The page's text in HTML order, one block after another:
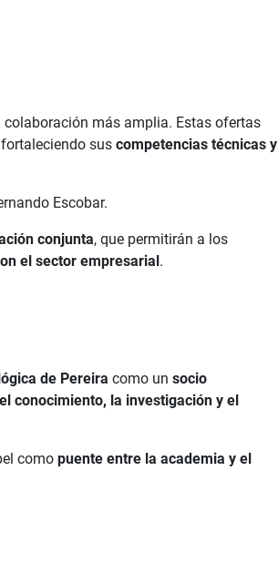
colaboración más amplia. Estas ofertas
sus competencias técnicas y
Escobar.
conjunta, que permitirán a los
el sector empresarial.
de Pereira como un socio
el conocimiento, la investigación y el
como puente entre la academia y el